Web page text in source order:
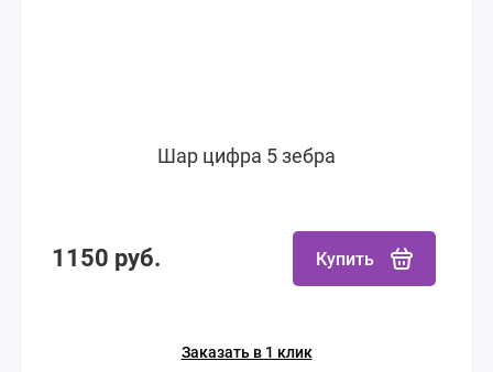
Шар цифра 5 зебра
1150 руб. Купить
Заказать в 1 клик